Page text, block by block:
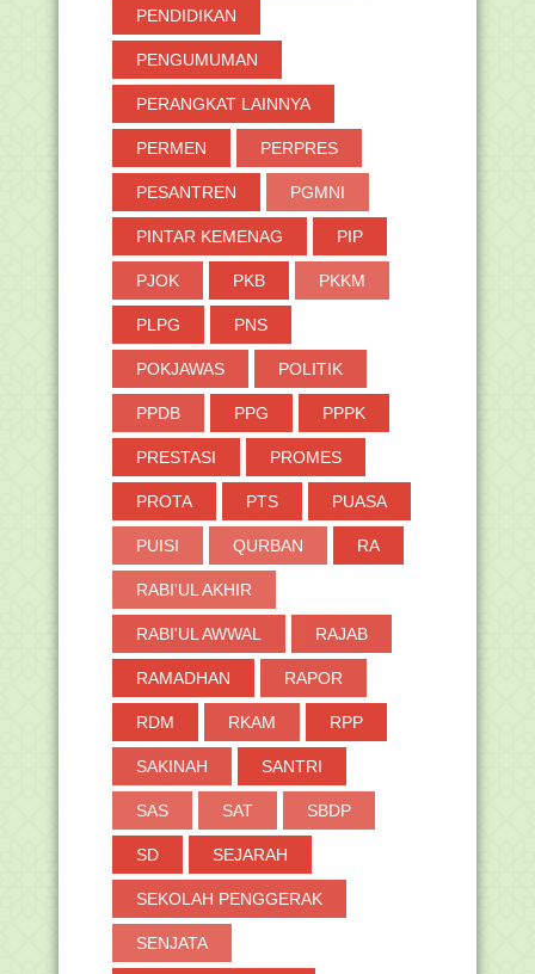
PENDIDIKAN
PENGUMUMAN
PERANGKAT LAINNYA
PERMEN PERPRES
PESANTREN PGMNI
PINTAR KEMENAG PIP
PJOK PKB PKKM
PLPG PNS
POKJAWAS POLITIK
PPDB PPG PPPK
PRESTASI PROMES
PROTA PTS PUASA
PUISI QURBAN RA
RABI'UL AKHIR
RABI'UL AWWAL RAJAB
RAMADHAN RAPOR
RDM RKAM RPP
SAKINAH SANTRI
SAS SAT SBDP
SD SEJARAH
SEKOLAH PENGGERAK
SENJATA